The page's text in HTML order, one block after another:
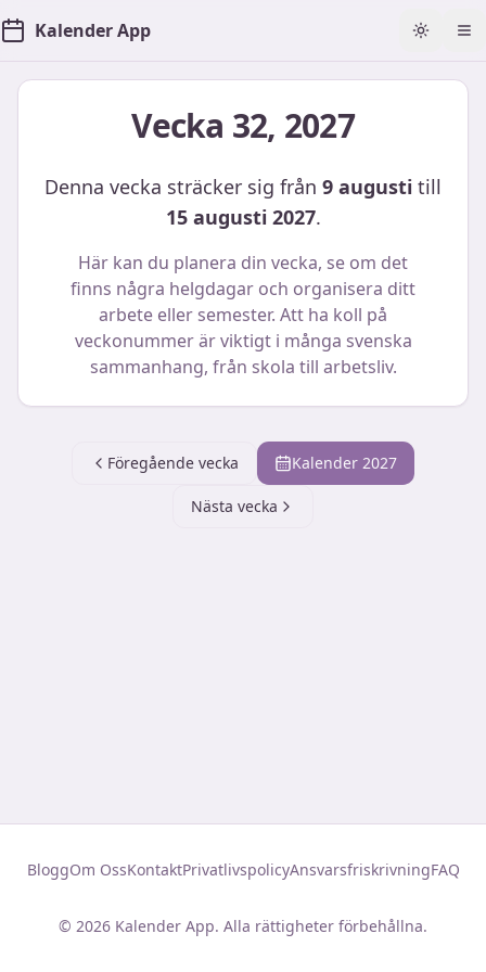
Kalender App Toggle
Vecka 32, 2027
Denna vecka sträcker sig från 9 augusti till
15 augusti 2027.
Här kan du planera din vecka, se om det
finns några helgdagar och organisera ditt
arbete eller semester. Att ha koll på
veckonummer är viktigt i många svenska
sammanhang, från skola till arbetsliv.
Föregående vecka Kalender 2027
Nästa vecka
BloggOm OssKontaktPrivatlivspolicyAnsvarsfriskrivningFAQ
© 2026 Kalender App. Alla rättigheter förbehållna.